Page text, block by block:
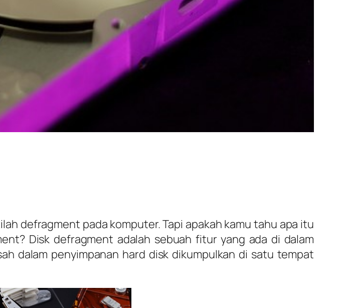
defragment pada komputer. Tapi apakah kamu tahu apa itu
Disk defragment adalah sebuah fitur yang ada di dalam
dalam penyimpanan hard disk dikumpulkan di satu tempat